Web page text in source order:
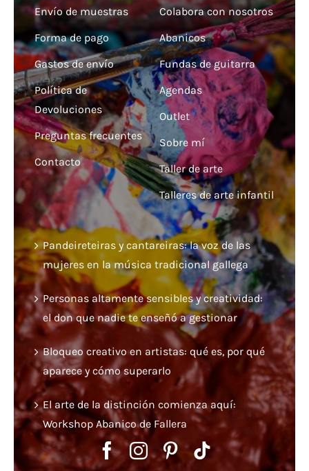
Envío de muestras
Forma de pago
Gastos de envío
Política de
Devoluciones
Preguntas frecuentes
Contacto
Colabora con nosotros
Abanicos
Fundas de guitarra
Agendas
Outlet
Sobre mí
Taller de arte
Talleres de arte infantil
Pandeireteiras y cantareiras: la voz de las
mujeres en la música tradicional gallega
Personas altamente sensibles y creatividad:
el don que nadie te enseñó a gestionar
Bloqueo creativo en artistas: qué es, por qué
aparece y cómo superarlo
El arte de la distinción comienza aquí:
Workshop Abanico de Fallera